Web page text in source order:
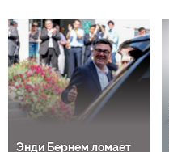
Энди Бернем ломает